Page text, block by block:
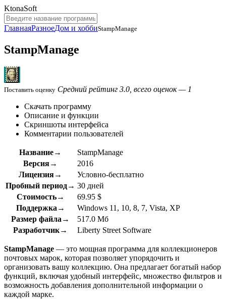
KtonaSoft
ГлавнаяРазноеДом и хоббиStampManage
StampManage
Поставить оценку Средний рейтинг 3.0, всего оценок — 1
Скачать программу
Описание и функции
Скриншоты интерфейса
Комментарии пользователей
Название→
StampManage
Версия→
2016
Лицензия→
Условно-бесплатно
Пробный период→ 30 дней
Стоимость→
69.95 $
Поддержка→
Windows 11, 10, 8, 7, Vista, XP
Размер файла→
517.0 Мб
Разработчик→
Liberty Street Software
StampManage — это мощная программа для коллекционеров
почтовых марок, которая позволяет упорядочить и
организовать вашу коллекцию. Она предлагает богатый набор
функций, включая удобный интерфейс, множество фильтров и
возможность добавления дополнительной информации о
каждой марке.